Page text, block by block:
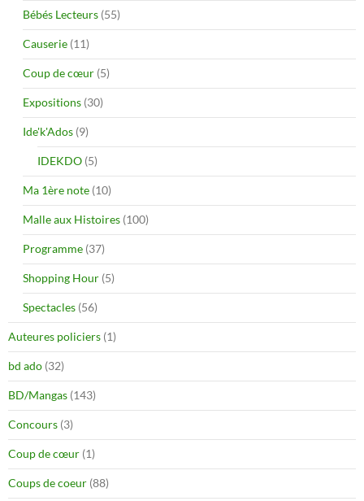
Bébés Lecteurs (55)
Causerie (11)
Coup de cœur (5)
Expositions (30)
Ide'k'Ados (9)
IDEKDO (5)
Ma 1ère note (10)
Malle aux Histoires (100)
Programme (37)
Shopping Hour (5)
Spectacles (56)
Auteures policiers (1)
bd ado (32)
BD/Mangas (143)
Concours (3)
Coup de cœur (1)
Coups de coeur (88)